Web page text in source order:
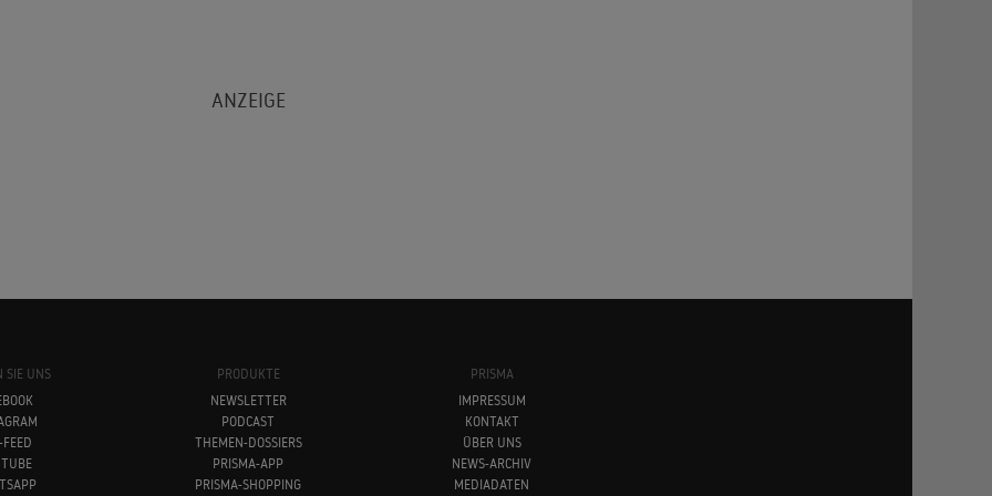
SIE UNS
FEED
PRODUKTE
NEWSLETTER
PODCAST
THEMEN-DOSSIERS
PRISMA-APP
PRISMA-SHOPPING
PRISMA
IMPRESSUM
KONTAKT
ÜBER UNS
NEWS-ARCHIV
MEDIADATEN